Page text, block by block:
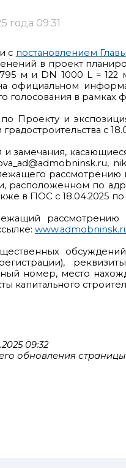
года 09:31
с постановлением
в проект
м и DN 1000 L = 122
официальном
голосования в рамках
по Проекту и
с
замечания,
рассмотрению
расположенном по
в ПОС с 18.04.2025 по
номер, место
капитального
09:32
обновления страницы: